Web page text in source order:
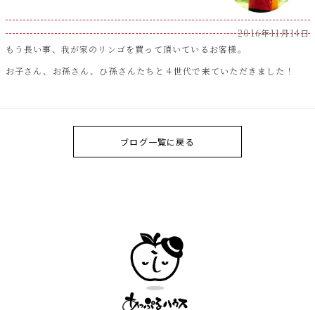
2016年11月14日
もう長い事、我が家のリンゴを買って頂いているお客様。
お子さん、お孫さん、ひ孫さんたちと４世代で来ていただきました！
ブログ一覧に戻る